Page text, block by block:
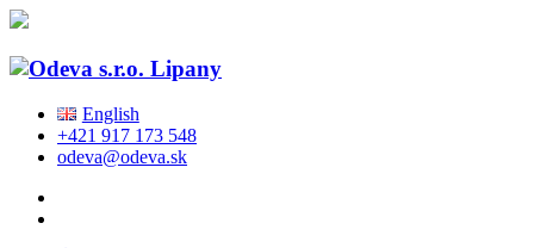
English
+421 917 173 548
odeva@odeva.sk